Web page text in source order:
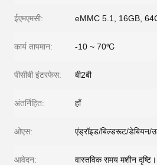
ईएमएमसी: eMMC 5.1, 16GB,
कार्य तापमान: -10 ~ 70℃
पीसीबी इंटरफेस: बी2बी
अंतर्निहित: हाँ
ओएस: एंड्रॉइड/बिल्डरूट/डेबियन/
आवेदन: वास्तविक समय मशीन दृष्टि।